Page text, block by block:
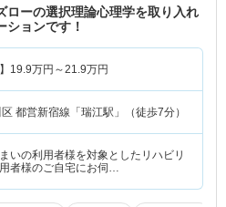
ローの選択理論心理学を取り入れ
ションです！
19.9万円～21.9万円
都営新宿線「瑞江駅」（徒歩7分）
いの利用者様を対象としたリハビリ
者様のご自宅にお伺…